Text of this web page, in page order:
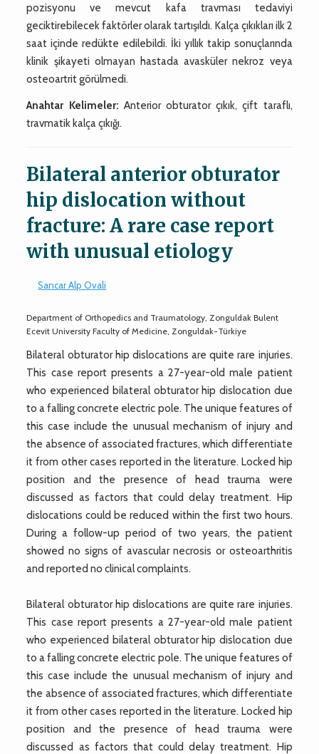
pozisyonu ve mevcut kafa travması tedaviyi
geciktirebilecek faktörler olarak tartışıldı. Kalça çıkıkları ilk 2
saat içinde redükte edilebildi. İki yıllık takip sonuçlarında
klinik şikayeti olmayan hastada avasküler nekroz veya
osteoartrit görülmedi.
Anahtar Kelimeler: Anterior obturator çıkık, çift taraflı,
travmatik kalça çıkığı.
Bilateral anterior obturator
hip dislocation without
fracture: A rare case report
with unusual etiology
Sancar Alp Ovali
Department of Orthopedics and Traumatology, Zonguldak Bulent
Ecevit University Faculty of Medicine, Zonguldak-Türkiye
Bilateral obturator hip dislocations are quite rare injuries.
This case report presents a 27-year-old male patient
who experienced bilateral obturator hip dislocation due
to a falling concrete electric pole. The unique features of
this case include the unusual mechanism of injury and
the absence of associated fractures, which differentiate
it from other cases reported in the literature. Locked hip
position and the presence of head trauma were
discussed as factors that could delay treatment. Hip
dislocations could be reduced within the first two hours.
During a follow-up period of two years, the patient
showed no signs of avascular necrosis or osteoarthritis
and reported no clinical complaints.
Bilateral obturator hip dislocations are quite rare injuries.
This case report presents a 27-year-old male patient
who experienced bilateral obturator hip dislocation due
to a falling concrete electric pole. The unique features of
this case include the unusual mechanism of injury and
the absence of associated fractures, which differentiate
it from other cases reported in the literature. Locked hip
position and the presence of head trauma were
discussed as factors that could delay treatment. Hip